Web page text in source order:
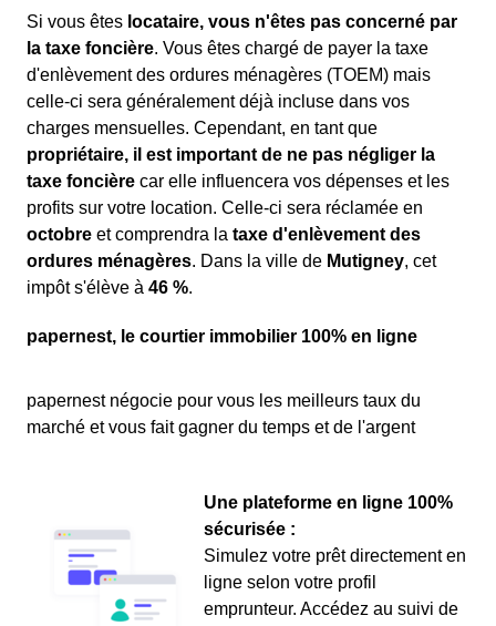
Si vous êtes locataire, vous n'êtes pas concerné par
la taxe foncière. Vous êtes chargé de payer la taxe
d'enlèvement des ordures ménagères (TOEM) mais
celle-ci sera généralement déjà incluse dans vos
charges mensuelles. Cependant, en tant que
propriétaire, il est important de ne pas négliger la
taxe foncière car elle influencera vos dépenses et les
profits sur votre location. Celle-ci sera réclamée en
octobre et comprendra la taxe d'enlèvement des
ordures ménagères. Dans la ville de Mutigney, cet
impôt s'élève à 46 %.
papernest, le courtier immobilier 100% en ligne
papernest négocie pour vous les meilleurs taux du
marché et vous fait gagner du temps et de l'argent
Une plateforme en ligne 100%
sécurisée :
Simulez votre prêt directement en
ligne selon votre profil
emprunteur. Accédez au suivi de